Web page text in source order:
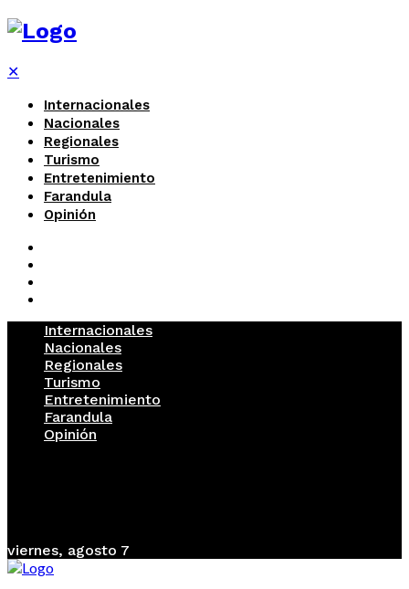
✕
Internacionales
Nacionales
Regionales
Turismo
Entretenimiento
Farandula
Opinión
Internacionales
Nacionales
Regionales
Turismo
Entretenimiento
Farandula
Opinión
viernes, agosto 7